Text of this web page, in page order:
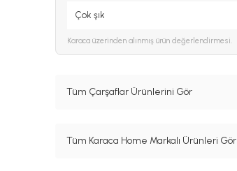
Çok şık
Karaca üzerinden alınmış ürün değerlendirmesi.
Tüm Çarşaflar Ürünlerini Gör
Tüm Karaca Home Markalı Ürünleri Gör